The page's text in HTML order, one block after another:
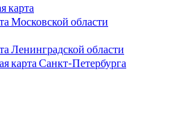
карта
Московской области
Ленинградской области
карта Санкт-Петербурга